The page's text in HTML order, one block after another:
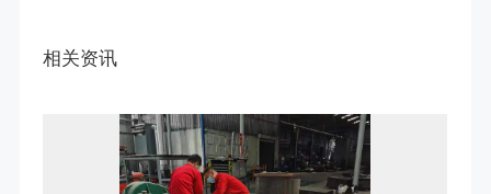
相关资讯